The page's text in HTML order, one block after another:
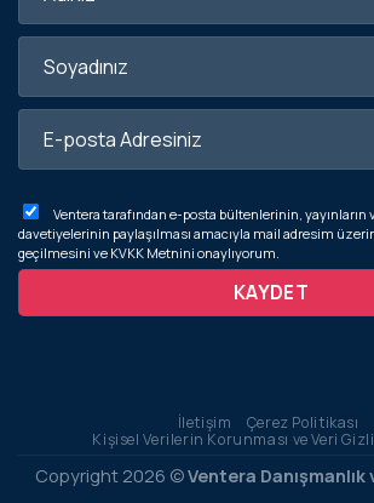
Ventera tarafından e-posta bültenlerinin, yayınların
davetiyelerinin paylaşılması amacıyla mail adresim
geçilmesini ve KVKK Metnini onaylıyorum.
İletişim
Çerez Politikası
Kişisel Verilerin Korunması ve Veri
Copyright 2026 ©Ventera Danışmanlık